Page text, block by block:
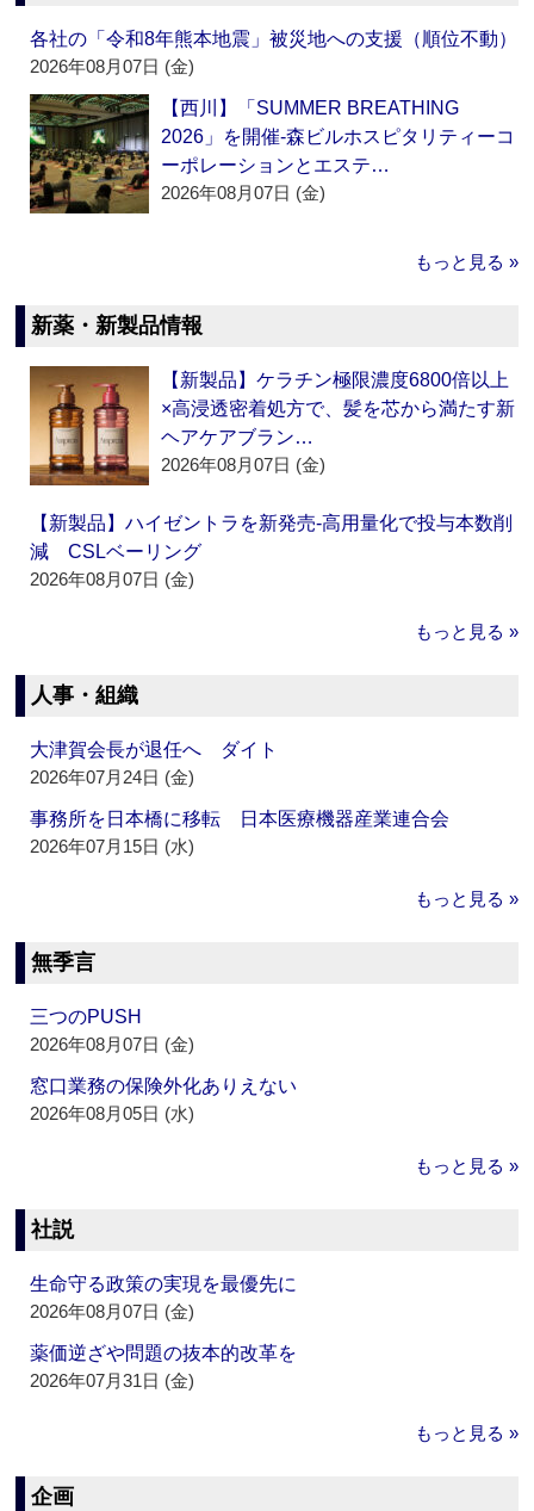
各社の「令和8年熊本地震」被災地への支援（順位不動）
2026年08月07日 (金)
【西川】「SUMMER BREATHING
2026」を開催‐森ビルホスピタリティーコ
ーポレーションとエステ…
2026年08月07日 (金)
もっと見る »
新薬・新製品情報
【新製品】ケラチン極限濃度6800倍以上
×高浸透密着処方で、髪を芯から満たす新
ヘアケアブラン…
2026年08月07日 (金)
【新製品】ハイゼントラを新発売‐高用量化で投与本数削
減 CSLベーリング
2026年08月07日 (金)
もっと見る »
人事・組織
大津賀会長が退任へ ダイト
2026年07月24日 (金)
事務所を日本橋に移転 日本医療機器産業連合会
2026年07月15日 (水)
もっと見る »
無季言
三つのPUSH
2026年08月07日 (金)
窓口業務の保険外化ありえない
2026年08月05日 (水)
もっと見る »
社説
生命守る政策の実現を最優先に
2026年08月07日 (金)
薬価逆ざや問題の抜本的改革を
2026年07月31日 (金)
もっと見る »
企画